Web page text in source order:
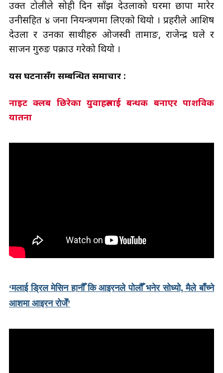
उक्त टोलीले सोही दिन साँझ देउलाको घरमा छापा मारेर
उनीसहित ४ जना नियन्त्रणमा लिएको थियो । प्रहरीले आशिष
देउला र उनका साथीहरु ओजस्वी तामाङ, राजेन्द्र घले र
साजन गुरुङ पक्राउ गरेको थियो ।
यस घटनासँग सम्बन्धित समाचार :
नाइट क्लब छिरेका युवाहरुलाई बन्धक बनाएर पाशविक
यातना
‘मलाई ड्रिल मेसिन हानौँ कि आइरनले पोलौँ भनेर सोध्योे, मैले बाँच्ने
आशमा आइरन रोजेँ’